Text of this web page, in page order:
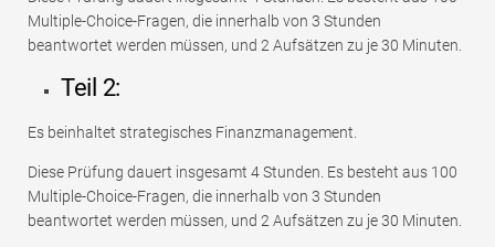
Multiple-Choice-Fragen, die innerhalb von 3 Stunden
beantwortet werden müssen, und 2 Aufsätzen zu je 30 Minuten.
Teil 2:
Es beinhaltet strategisches Finanzmanagement.
Diese Prüfung dauert insgesamt 4 Stunden. Es besteht aus 100
Multiple-Choice-Fragen, die innerhalb von 3 Stunden
beantwortet werden müssen, und 2 Aufsätzen zu je 30 Minuten.